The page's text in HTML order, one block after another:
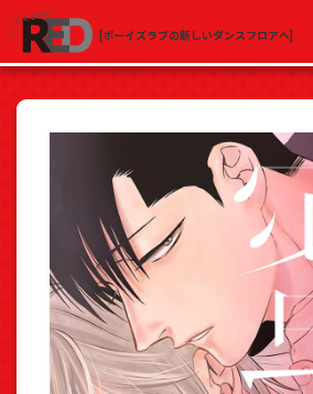
[ボーイズラブの新しいダンスフロアへ]